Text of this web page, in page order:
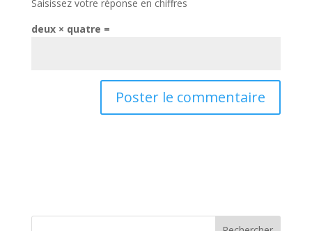
Saisissez votre réponse en chiffres
deux × quatre =